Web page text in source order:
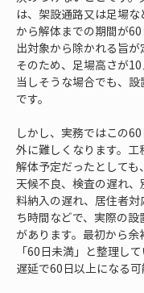
は、架設通路又は足場
から解体までの期間が
出対象から除かれる旨が
そのため、足場高さが
当しそうな場合でも、
です。
しかし、実務ではこの
外に難しくなります。工
解体予定だったとしても
天候不良、検査の遅れ
料納入の遅れ、居住者
ち時間などで、実際の設
があります。最初から余
「60日未満」と整理し
遅延で60日以上になる可